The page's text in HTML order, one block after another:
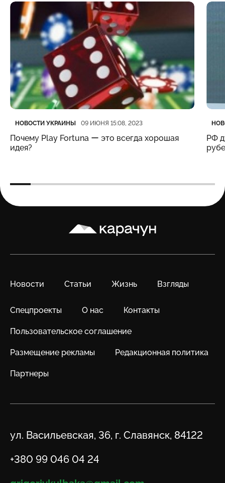
Категория
НОВОСТИ УКРАИНЫ
Дата публикации 09 ИЮНЯ 15:08, 2023
Почему Play Fortuna ー это всегда хорошая
идея?
РФ
Карачун
Новости Статьи Жизнь Взгляды
Спецпроекты О нас Контакты
Пользовательское соглашение
Размещение рекламы Редакционная политика
Партнеры
Адрес
ул. Васильевская, 36, г. Славянск, 84122
Телефон
+380 99 046 04 24